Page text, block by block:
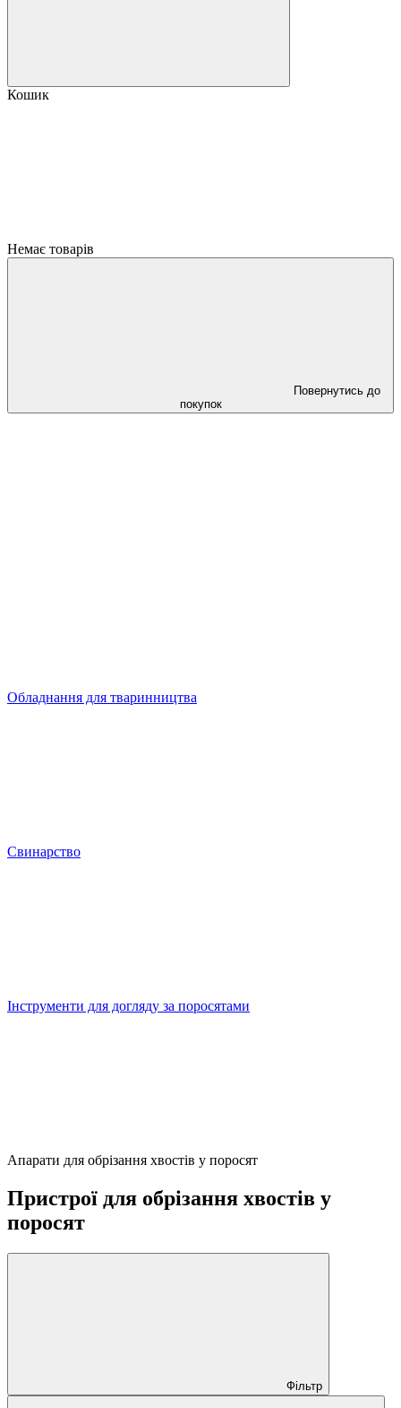
Кошик
Немає товарів
Повернутись до
покупок
Обладнання для тваринництва
Свинарство
Інструменти для догляду за поросятами
Апарати для обрізання хвостів у поросят
Пристрої для обрізання хвостів у
поросят
Фільтр